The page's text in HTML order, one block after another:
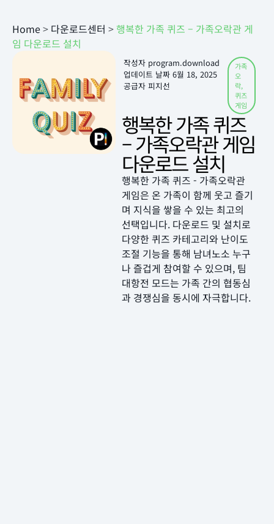
Home> 다운로드센터 > 행복한 가족 퀴즈 – 가족오락관 게
임 다운로드 설치
작성자 program.download
업데이트 날짜 6월 18, 2025
공급자 피지선
가족
오
락,
퀴즈
게임
행복한 가족 퀴즈
– 가족오락관 게임
다운로드 설치
행복한 가족 퀴즈 - 가족오락관
게임은 온 가족이 함께 웃고 즐기
며 지식을 쌓을 수 있는 최고의
선택입니다. 다운로드 및 설치로
다양한 퀴즈 카테고리와 난이도
조절 기능을 통해 남녀노소 누구
나 즐겁게 참여할 수 있으며, 팀
대항전 모드는 가족 간의 협동심
과 경쟁심을 동시에 자극합니다.